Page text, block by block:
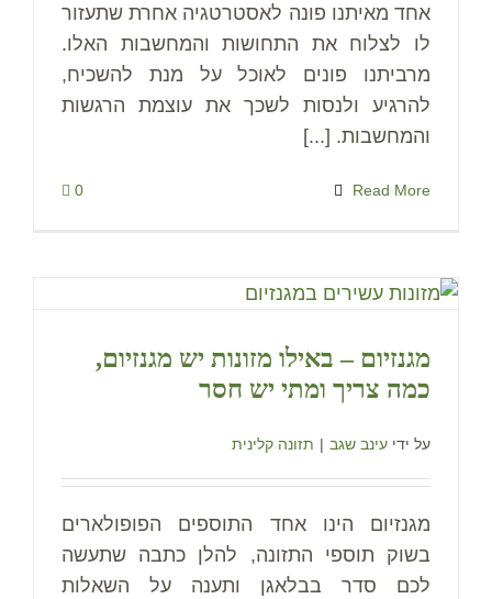
אחד מאיתנו פונה לאסטרטגיה אחרת שתעזור
לו לצלוח את התחושות והמחשבות האלו.
מרביתנו פונים לאוכל על מנת להשכיח,
להרגיע ולנסות לשכך את עוצמת הרגשות
והמחשבות. [...]
Read More
0
מגנזיום – באילו מזונות יש מגנזיום,
כמה צריך ומתי יש חסר
על ידי עינב שגב | תזונה קלינית
מגנזיום הינו אחד התוספים הפופולארים
בשוק תוספי התזונה, להלן כתבה שתעשה
לכם סדר בבלאגן ותענה על השאלות